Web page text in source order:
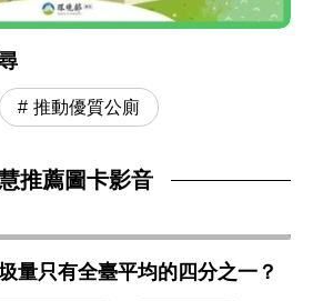
推動優質公廁
推薦圖卡影音
量只有全臺平均的四分之一？